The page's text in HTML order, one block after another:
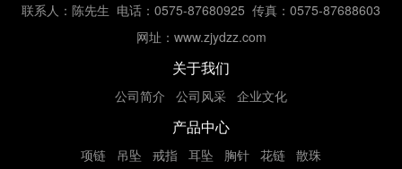
联系人：陈先生 电话：0575-87680925 传真：0575-87688603
网址：www.zjydzz.com
关于我们
公司简介 公司风采 企业文化
产品中心
项链 吊坠 戒指 耳坠 胸针 花链 散珠